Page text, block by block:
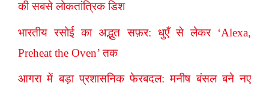
की सबसे लोकतांत्रिक डिश
भारतीय रसोई का अद्भुत सफ़र: धुएँ से लेकर ‘Alexa,
Preheat the Oven’ तक
आगरा में बड़ा प्रशासनिक फेरबदल: मनीष बंसल बने नए